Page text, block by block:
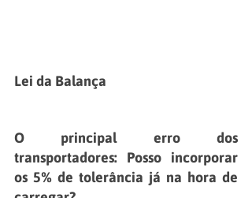
Lei da Balança
O principal erro dos
transportadores: Posso incorporar
os 5% de tolerância já na hora de